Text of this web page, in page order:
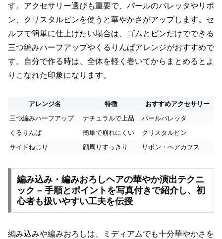
す。アクセサリー選びも重要で、パールのバレッタやリボ
ン、クリスタルピンを使うと華やかさがアップします。セ
ルフで簡単に仕上げたい場合は、ゴムとピンだけでできる
三つ編みハーフアップやくるりんぱアレンジがおすすめで
す。自分で作る時は、全体を軽く巻いてからまとめるとよ
りこなれた印象になります。
アレンジ名 特徴
おすすめアクセサリー
三つ編みハーフアップ
ナチュラルで上品
パールバレッタ
くるりんぱ
簡単で崩れにくい
クリスタルピン
サイドねじり
顔周りすっきり リボン・ヘアカフス
編み込み・編みおろしヘアの華やか演出テクニ
ック – 手順とポイントを写真付きで紹介し、初
心者も扱いやすい工夫を伝授
編み込みや編みおろしは、ミディアムでも十分華やかさを